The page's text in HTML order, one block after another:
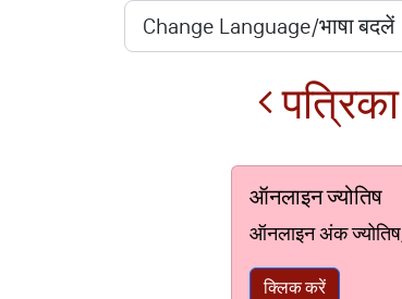
पत्रिका
ऑनलाइन ज्योतिष
ऑनलाइन अंक
क्लिक करें